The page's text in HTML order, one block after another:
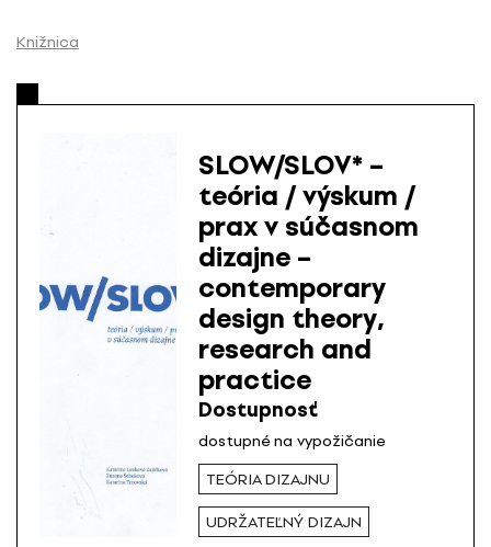
Knižnica
SLOW/SLOV* –
teória / výskum /
prax v súčasnom
dizajne –
contemporary
design theory,
research and
practice
Dostupnosť
dostupné na vypožičanie
TEÓRIA DIZAJNU
UDRŽATEĽNÝ DIZAJN